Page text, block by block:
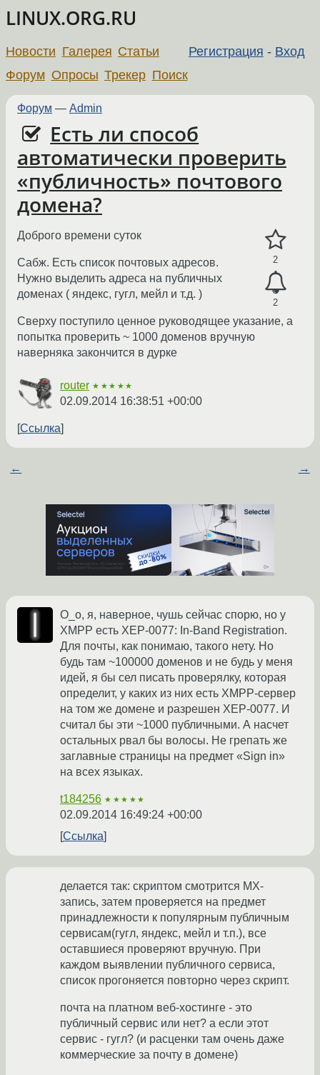
LINUX.ORG.RU
Регистрация - Вход
Новости Галерея Статьи
Форум Опросы Трекер Поиск
Форум — Admin
Есть ли способ
автоматически проверить
«публичность» почтового
домена?
2
2
Доброго времени суток
Сабж. Есть список почтовых адресов.
Нужно выделить адреса на публичных
доменах ( яндекс, гугл, мейл и т.д. )
Сверху поступило ценное руководящее указание, а
попытка проверить ~ 1000 доменов вручную
наверняка закончится в дурке
router ★★★★★
02.09.2014 16:38:51 +00:00
Ссылка
← →
O_o, я, наверное, чушь сейчас спорю, но у
XMPP есть XEP-0077: In-Band Registration.
Для почты, как понимаю, такого нету. Но
будь там ~100000 доменов и не будь у меня
идей, я бы сел писать проверялку, которая
определит, у каких из них есть XMPP-сервер
на том же домене и разрешен XEP-0077. И
считал бы эти ~1000 публичными. А насчет
остальных рвал бы волосы. Не грепать же
заглавные страницы на предмет «Sign in»
на всех языках.
t184256 ★★★★★
02.09.2014 16:49:24 +00:00
Ссылка
делается так: скриптом смотрится MX-
запись, затем проверяется на предмет
принадлежности к популярным публичным
сервисам(гугл, яндекс, мейл и т.п.), все
оставшиеся проверяют вручную. При
каждом выявлении публичного сервиса,
список прогоняется повторно через скрипт.
почта на платном веб-хостинге - это
публичный сервис или нет? а если этот
сервис - гугл? (и расценки там очень даже
коммерческие за почту в домене)